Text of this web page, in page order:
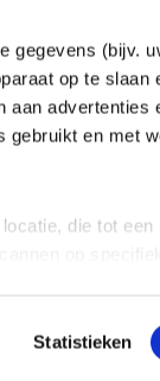
gegevens (bijv.
op te slaan
advertenties
gebruikt en met
die tot
Statistieken